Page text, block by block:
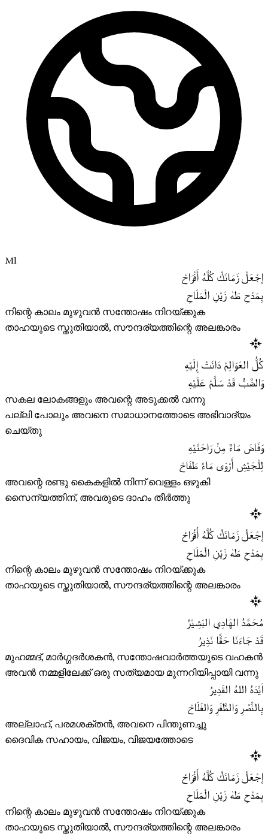
Ml
إجْعَلْ زَمَانَكْ كُلَّهُ أَفْرَاحْ
بِمَدْحِ طَهٰ زَيْنِ الْمَلَاحِ
നിന്റെ കാലം മുഴുവൻ സന്തോഷം നിറയ്ക്കുക
താഹയുടെ സ്തുതിയാൽ, സൗന്ദര്യത്തിന്റെ അലങ്കാരം
كُلُّ العَوَالِمْ دَانَتْ إِلَيْهِ
وَالضَّبُّ قَدْ سَلَّمْ عَلَيْهِ
സകല ലോകങ്ങളും അവന്റെ അടുക്കൽ വന്നു
പല്ലി പോലും അവനെ സമാധാനത്തോടെ അഭിവാദ്യം
ചെയ്തു
وَفَاضَ مَاءٌ مِنْ رَاحَتَيْهِ
لِلْجَيْشِ أَرْوَى مَاءً طَفَاحْ
അവന്റെ രണ്ടു കൈകളിൽ നിന്ന് വെള്ളം ഒഴുകി
സൈന്യത്തിന്, അവരുടെ ദാഹം തീർത്തു
إجْعَلْ زَمَانَكْ كُلَّهُ أَفْرَاحْ
بِمَدْحِ طَهٰ زَيْنِ الْمَلَاحِ
നിന്റെ കാലം മുഴുവൻ സന്തോഷം നിറയ്ക്കുക
താഹയുടെ സ്തുതിയാൽ, സൗന്ദര്യത്തിന്റെ അലങ്കാരം
مُحَمَّدُ الهَادِي البَشِيْرُ
قَدْ جَاءَنَا حَقًّا نَذِيرُ
മുഹമ്മദ്, മാർഗ്ഗദർശകൻ, സന്തോഷവാർത്തയുടെ വഹകൻ
അവൻ നമ്മളിലേക്ക് ഒരു സത്യമായ മുന്നറിയിപ്പായി വന്നു
اَيَّدَهُ اللهُ القَدِيرُ
بِالنَّصْرِ وَالظَّفَرِ وَالفَلَاحْ
അല്ലാഹ്, പരമശക്തൻ, അവനെ പിന്തുണച്ചു
ദൈവിക സഹായം, വിജയം, വിജയത്തോടെ
إجْعَلْ زَمَانَكْ كُلَّهُ أَفْرَاحْ
بِمَدْحِ طَهٰ زَيْنِ الْمَلَاحِ
നിന്റെ കാലം മുഴുവൻ സന്തോഷം നിറയ്ക്കുക
താഹയുടെ സ്തുതിയാൽ, സൗന്ദര്യത്തിന്റെ അലങ്കാരം